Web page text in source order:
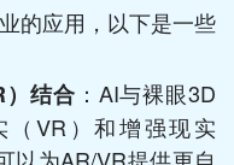
的应用，以下是一些
）结合 ：AI与裸眼3D
VR）和增强现实
以为AR/VR提供更自